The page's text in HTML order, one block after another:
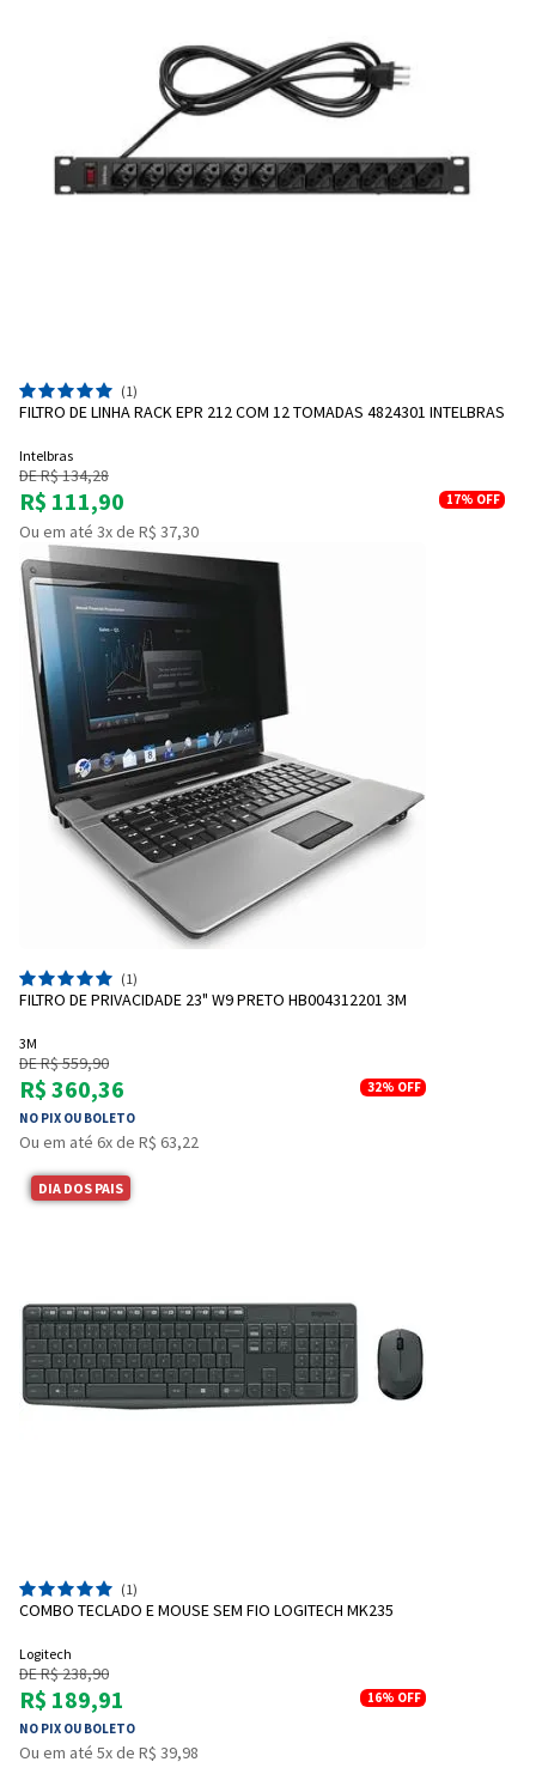
(1)
FILTRO DE LINHA RACK EPR 212 COM 12 TOMADAS 4824301 INTELBRAS
Intelbras
DE R$ 134,28
R$ 111,90 17% OFF
Ou em até 3x de R$ 37,30
(1)
FILTRO DE PRIVACIDADE 23" W9 PRETO HB004312201 3M
3M
DE R$ 559,90
R$ 360,36
NO PIX OU BOLETO
32% OFF
Ou em até 6x de R$ 63,22
DIA DOS PAIS
(1)
COMBO TECLADO E MOUSE SEM FIO LOGITECH MK235
Logitech
DE R$ 238,90
R$ 189,91
NO PIX OU BOLETO
16% OFF
Ou em até 5x de R$ 39,98